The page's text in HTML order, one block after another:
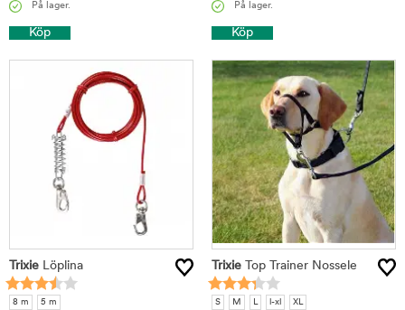
På lager.
Köp
På lager.
Köp
Trixie Löplina
8 m 5 m
Trixie Top Trainer Nossele
S M L l-xl XL